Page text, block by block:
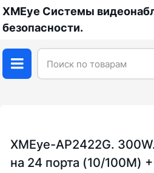
XMEye Системы
безопасности.
XMEye-AP2422G.
на 24 порта (10/100M)